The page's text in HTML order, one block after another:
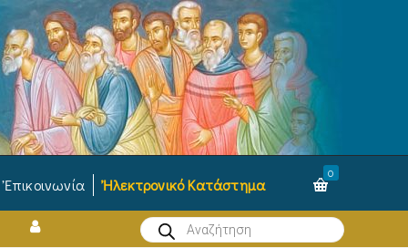
Ἐπικοινωνία Ἠλεκτρονικό Κατάστημα
0
Products
search